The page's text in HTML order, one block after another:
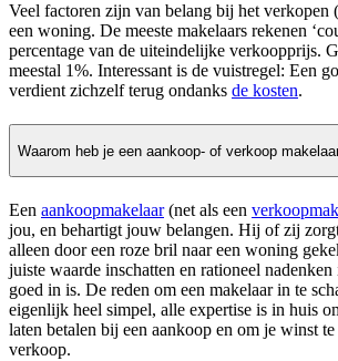
Veel factoren zijn van belang bij het verkopen
een woning. De meeste makelaars rekenen
percentage van de uiteindelijke verkoopprijs.
meestal 1%. Interessant is de vuistregel: Een
verdient zichzelf terug ondanks de kosten.
Waarom heb je een aankoop- of verkoop
Een aankoopmakelaar(net als een
jou, en behartigt jouw belangen. Hij of zij
alleen door een roze bril naar een woning
juiste waarde inschatten en rationeel
goed in is. De reden om een makelaar in te
eigenlijk heel simpel, alle expertise is in huis
laten betalen bij een aankoop en om je winst
verkoop.